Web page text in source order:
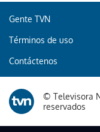
Gente TVN
Términos de uso
Contáctenos
© Televisora
reservados